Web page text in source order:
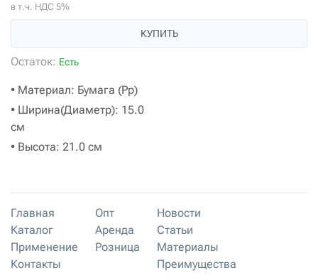
в т.ч. НДС 5%
КУПИТЬ
Остаток: Есть
• Материал: Бумага (Pp)
• Ширина(Диаметр): 15.0
см
• Высота: 21.0 см
Главная
Каталог
Применение
Контакты
Опт
Аренда
Розница
Новости
Статьи
Материалы
Преимущества